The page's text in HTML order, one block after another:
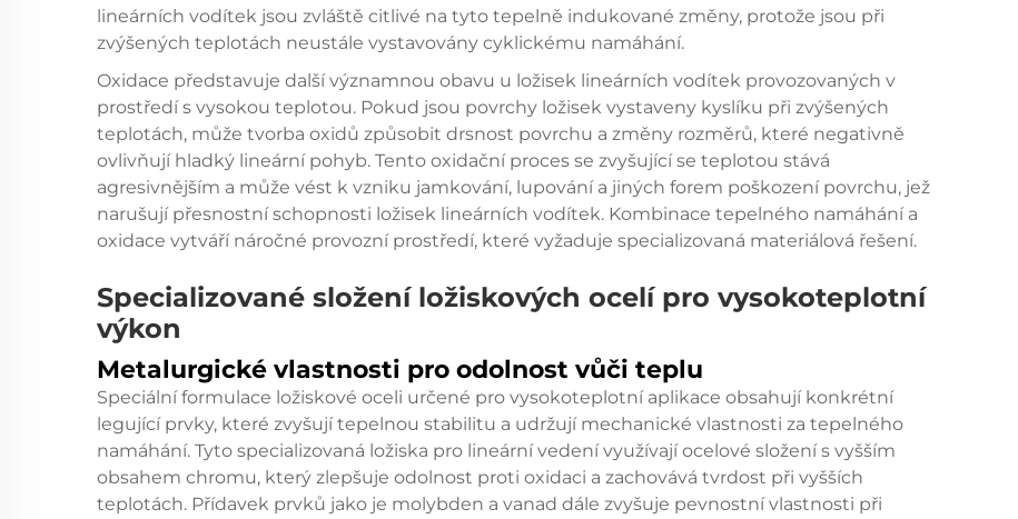
lineárních vodítek jsou zvláště citlivé na tyto tepelně indukované změny, protože jsou při
zvýšených teplotách neustále vystavovány cyklickému namáhání.
Oxidace představuje další významnou obavu u ložisek lineárních vodítek provozovaných v
prostředí s vysokou teplotou. Pokud jsou povrchy ložisek vystaveny kyslíku při zvýšených
teplotách, může tvorba oxidů způsobit drsnost povrchu a změny rozměrů, které negativně
ovlivňují hladký lineární pohyb. Tento oxidační proces se zvyšující se teplotou stává
agresivnějším a může vést k vzniku jamkování, lupování a jiných forem poškození povrchu, jež
narušují přesnostní schopnosti ložisek lineárních vodítek. Kombinace tepelného namáhání a
oxidace vytváří náročné provozní prostředí, které vyžaduje specializovaná materiálová řešení.
Specializované složení ložiskových ocelí pro vysokoteplotní
výkon
Metalurgické vlastnosti pro odolnost vůči teplu
Speciální formulace ložiskové oceli určené pro vysokoteplotní aplikace obsahují konkrétní
legující prvky, které zvyšují tepelnou stabilitu a udržují mechanické vlastnosti za tepelného
namáhání. Tyto specializovaná ložiska pro lineární vedení využívají ocelové složení s vyšším
obsahem chromu, který zlepšuje odolnost proti oxidaci a zachovává tvrdost při vyšších
teplotách. Přídavek prvků jako je molybden a vanad dále zvyšuje pevnostní vlastnosti při